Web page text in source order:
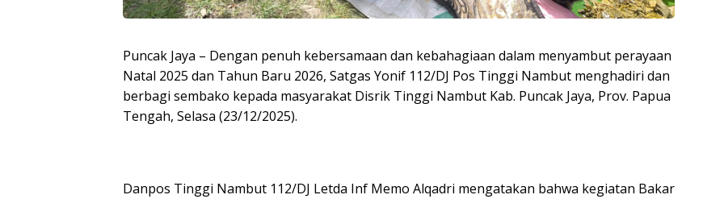
Puncak Jaya – Dengan penuh kebersamaan dan kebahagiaan dalam menyambut perayaan
Natal 2025 dan Tahun Baru 2026, Satgas Yonif 112/DJ Pos Tinggi Nambut menghadiri dan
berbagi sembako kepada masyarakat Disrik Tinggi Nambut Kab. Puncak Jaya, Prov. Papua
Tengah, Selasa (23/12/2025).
Danpos Tinggi Nambut 112/DJ Letda Inf Memo Alqadri mengatakan bahwa kegiatan Bakar